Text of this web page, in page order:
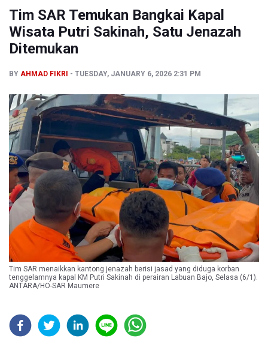
Kemkomdigi Targetkan Reaktivasi IGRS Rampung 2026
Tim SAR Temukan Bangkai Kapal
Wisata Putri Sakinah, Satu Jenazah
Ditemukan
BY AHMAD FIKRI TUESDAY, JANUARY 6, 2026 2:31 PM
Tim SAR menaikkan kantong jenazah berisi jasad yang diduga korban
tenggelamnya kapal KM Putri Sakinah di perairan Labuan Bajo, Selasa (6/1).
ANTARA/HO-SAR Maumere